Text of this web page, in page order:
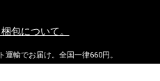
包について。
運輸でお届け。全国一律660円。